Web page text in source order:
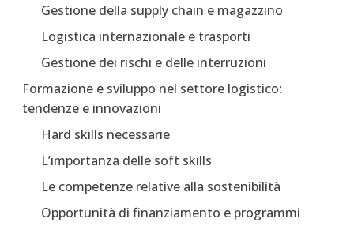
Gestione della supply chain e magazzino
Logistica internazionale e trasporti
Gestione dei rischi e delle interruzioni
Formazione e sviluppo nel settore logistico:
tendenze e innovazioni
Hard skills necessarie
L’importanza delle soft skills
Le competenze relative alla sostenibilità
Opportunità di finanziamento e programmi